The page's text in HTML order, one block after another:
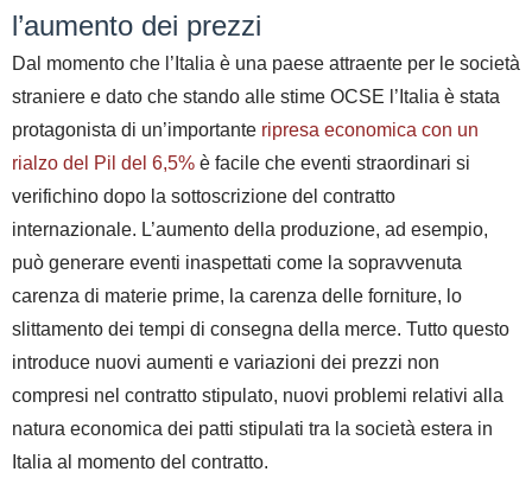
l’aumento dei prezzi
Dal momento che l’Italia è una paese attraente per le società
straniere e dato che stando alle stime OCSE l’Italia è stata
protagonista di un’importante ripresa economica con un
rialzo del Pil del 6,5% è facile che eventi straordinari si
verifichino dopo la sottoscrizione del contratto
internazionale. L’aumento della produzione, ad esempio,
può generare eventi inaspettati come la sopravvenuta
carenza di materie prime, la carenza delle forniture, lo
slittamento dei tempi di consegna della merce. Tutto questo
introduce nuovi aumenti e variazioni dei prezzi non
compresi nel contratto stipulato, nuovi problemi relativi alla
natura economica dei patti stipulati tra la società estera in
Italia al momento del contratto.